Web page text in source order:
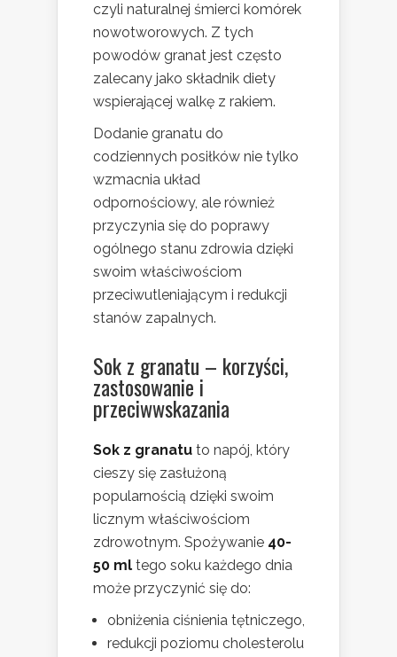
czyli naturalnej śmierci komórek
nowotworowych. Z tych
powodów granat jest często
zalecany jako składnik diety
wspierającej walkę z rakiem.
Dodanie granatu do
codziennych posiłków nie tylko
wzmacnia układ
odpornościowy, ale również
przyczynia się do poprawy
ogólnego stanu zdrowia dzięki
swoim właściwościom
przeciwutleniającym i redukcji
stanów zapalnych.
Sok z granatu – korzyści,
zastosowanie i
przeciwwskazania
Sok z granatu to napój, który
cieszy się zasłużoną
popularnością dzięki swoim
licznym właściwościom
zdrowotnym. Spożywanie 40-
50 ml tego soku każdego dnia
może przyczynić się do:
obniżenia ciśnienia tętniczego,
redukcji poziomu cholesterolu